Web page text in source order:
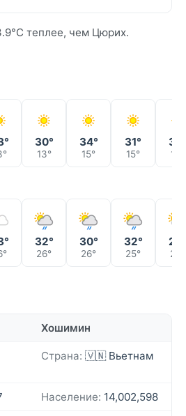
теплее, чем Цюрих.
30°
13°
34°
15°
31°
15° 15°
32°
26°
30°
26°
32°
25° 26°
Хошимин
Страна: 🇻🇳 Вьетнам
Население: 14,002,598